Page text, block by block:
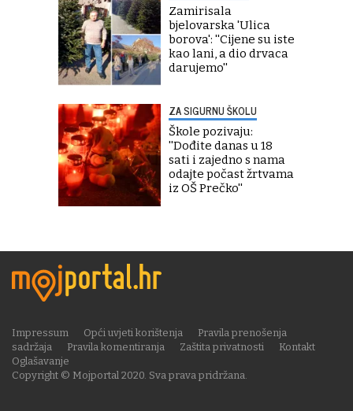
Zamirisala
bjelovarska 'Ulica
borova': ''Cijene su iste
kao lani, a dio drvaca
darujemo''
ZA SIGURNU ŠKOLU
Škole pozivaju:
''Dođite danas u 18
sati i zajedno s nama
odajte počast žrtvama
iz OŠ Prečko''
Copyright © Mojportal 2020. Sva prava pridržana.
Impressum Opći uvjeti korištenja
Pravila prenošenja
sadržaja
Pravila komentiranja Zaštita privatnosti
Kontakt
Oglašavanje